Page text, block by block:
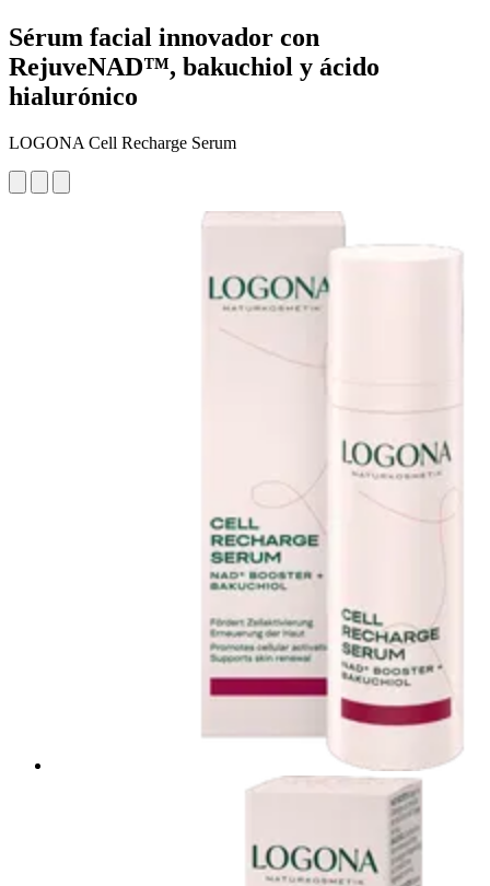
Sérum facial innovador con
RejuveNAD™, bakuchiol y ácido
hialurónico
LOGONA Cell Recharge Serum